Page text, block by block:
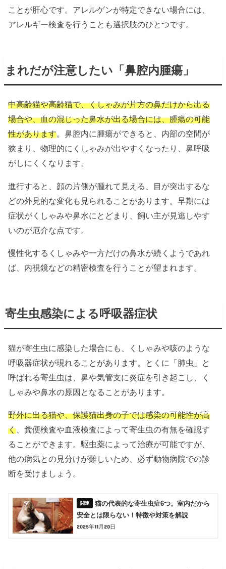
ことが肝心です。アレルゲンが特定できない場合には、
アレルギー検査を行うことも選択肢のひとつです。
まれだが注意したい「鼻腔内腫瘍」
中高齢猫や高齢猫で、くしゃみが片方の鼻だけから出る
場合や、血の混じった鼻水が出る場合には、腫瘍の可能
性があります。鼻腔内に腫瘍ができると、内部の空間が
狭まり、物理的にくしゃみが出やすくなったり、鼻呼吸
がしにくくなります。
進行すると、顔の片側が腫れて見える、目が突出するな
どの外見的な変化も見られることがあります。早期には
症状がくしゃみや鼻水にとどまり、飼い主が見逃しやす
いのが厄介な点です。
慢性化するくしゃみや一方だけの鼻水が続くようであれ
ば、内視鏡などの精密検査を行うことが望まれます。
寄生虫感染による呼吸器症状
猫が寄生虫に感染した場合にも、くしゃみや咳のような
呼吸器症状が現れることがあります。とくに「肺虫」と
呼ばれる寄生虫は、鼻や気管支に炎症を引き起こし、く
しゃみや鼻水の原因となることがあります。
野外に出る猫や、保護猫出身の子では感染の可能性が高
く 、糞便検査や血液検査によって寄生虫の有無を確認す
ることができます。駆虫薬によって治療が可能ですが、
他の病気との見分けが難しいため、必ず動物病院での診
断を受けましょう。
猫の代表的な寄生虫症6つ。室内だから
安全とは限らない！特徴や対策を解説
2025年11月20日